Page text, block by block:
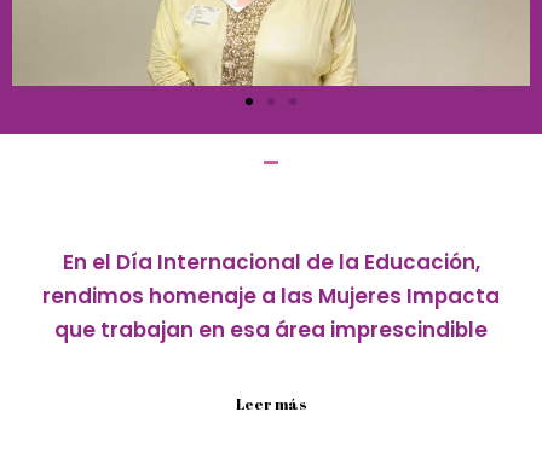
En el Día Internacional de la Educación,
rendimos homenaje a las Mujeres Impacta
que trabajan en esa área imprescindible
Leer más